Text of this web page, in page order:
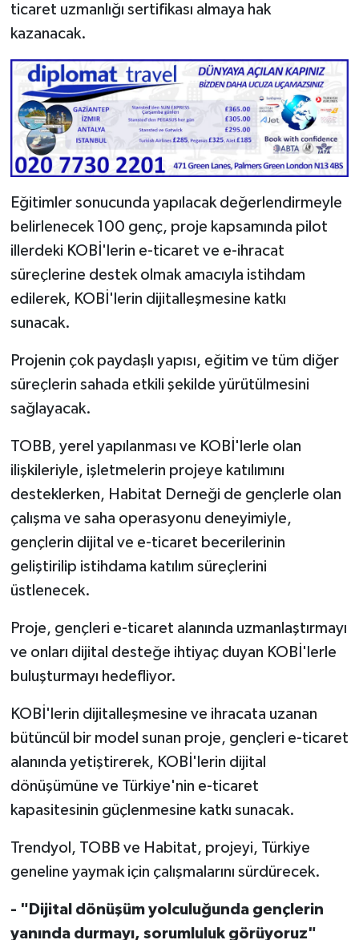
ticaret uzmanlığı sertifikası almaya hak
kazanacak.
Eğitimler sonucunda yapılacak değerlendirmeyle
belirlenecek 100 genç, proje kapsamında pilot
illerdeki KOBİ'lerin e-ticaret ve e-ihracat
süreçlerine destek olmak amacıyla istihdam
edilerek, KOBİ'lerin dijitalleşmesine katkı
sunacak.
Projenin çok paydaşlı yapısı, eğitim ve tüm diğer
süreçlerin sahada etkili şekilde yürütülmesini
sağlayacak.
TOBB, yerel yapılanması ve KOBİ'lerle olan
ilişkileriyle, işletmelerin projeye katılımını
desteklerken, Habitat Derneği de gençlerle olan
çalışma ve saha operasyonu deneyimiyle,
gençlerin dijital ve e-ticaret becerilerinin
geliştirilip istihdama katılım süreçlerini
üstlenecek.
Proje, gençleri e-ticaret alanında uzmanlaştırmayı
ve onları dijital desteğe ihtiyaç duyan KOBİ'lerle
buluşturmayı hedefliyor.
KOBİ'lerin dijitalleşmesine ve ihracata uzanan
bütüncül bir model sunan proje, gençleri e-ticaret
alanında yetiştirerek, KOBİ'lerin dijital
dönüşümüne ve Türkiye'nin e-ticaret
kapasitesinin güçlenmesine katkı sunacak.
Trendyol, TOBB ve Habitat, projeyi, Türkiye
geneline yaymak için çalışmalarını sürdürecek.
- "Dijital dönüşüm yolculuğunda gençlerin
yanında durmayı, sorumluluk görüyoruz"